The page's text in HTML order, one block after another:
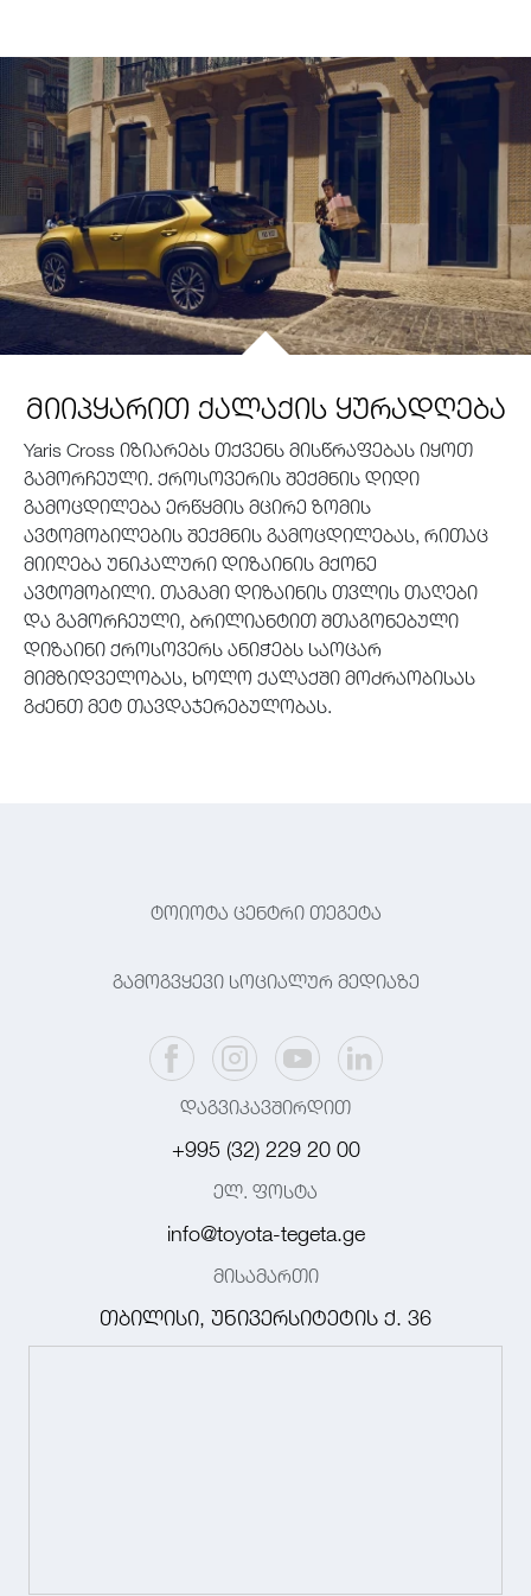
მიიპყარით ქალაქის ყურადღება
Yaris Cross იზიარებს თქვენს მისწრაფებას იყოთ
გამორჩეული. ქროსოვერის შექმნის დიდი
გამოცდილება ერწყმის მცირე ზომის
ავტომობილების შექმნის გამოცდილებას, რითაც
მიიღება უნიკალური დიზაინის მქონე
ავტომობილი. თამამი დიზაინის თვლის თაღები
და გამორჩეული, ბრილიანტით შთაგონებული
დიზაინი ქროსოვერს ანიჭებს საოცარ
მიმზიდველობას, ხოლო ქალაქში მოძრაობისას
გძენთ მეტ თავდაჯერებულობას.
ტოიოტა ცენტრი თეგეტა
გამოგვყევი სოციალურ მედიაზე
დაგვიკავშირდით
+995 (32) 229 20 00
ელ. ფოსტა
info@toyota-tegeta.ge
მისამართი
თბილისი, უნივერსიტეტის ქ. 36